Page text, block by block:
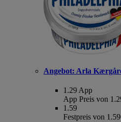
Angebot: Arla
1.29 App
App Preis von
1.59
Festpreis von